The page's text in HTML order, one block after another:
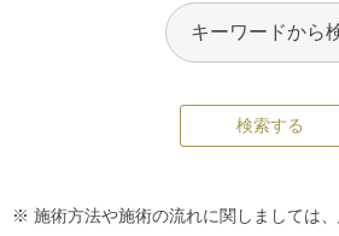
※ 施術方法や施術の流れに関しましては